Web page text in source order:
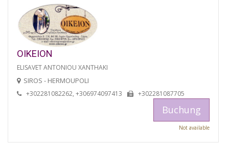
OIKEION
ELISAVET ANTONIOU XANTHAKI
SIROS - HERMOUPOLI
+302281082262, +306974097413 +302281087705
Buchung
Not available